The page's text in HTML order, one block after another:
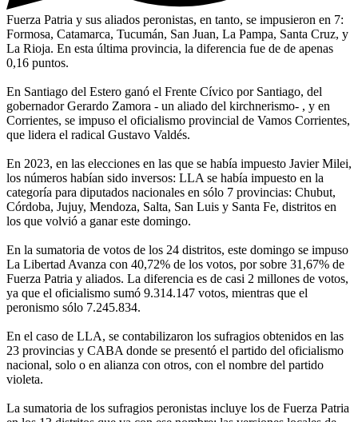
Fuerza Patria y sus aliados peronistas, en tanto, se impusieron en 7:
Formosa, Catamarca, Tucumán, San Juan, La Pampa, Santa Cruz, y
La Rioja. En esta última provincia, la diferencia fue de de apenas
0,16 puntos.
En Santiago del Estero ganó el Frente Cívico por Santiago, del
gobernador Gerardo Zamora - un aliado del kirchnerismo- , y en
Corrientes, se impuso el oficialismo provincial de Vamos Corrientes,
que lidera el radical Gustavo Valdés.
En 2023, en las elecciones en las que se había impuesto Javier Milei,
los números habían sido inversos: LLA se había impuesto en la
categoría para diputados nacionales en sólo 7 provincias: Chubut,
Córdoba, Jujuy, Mendoza, Salta, San Luis y Santa Fe, distritos en
los que volvió a ganar este domingo.
En la sumatoria de votos de los 24 distritos, este domingo se impuso
La Libertad Avanza con 40,72% de los votos, por sobre 31,67% de
Fuerza Patria y aliados. La diferencia es de casi 2 millones de votos,
ya que el oficialismo sumó 9.314.147 votos, mientras que el
peronismo sólo 7.245.834.
En el caso de LLA, se contabilizaron los sufragios obtenidos en las
23 provincias y CABA donde se presentó el partido del oficialismo
nacional, solo o en alianza con otros, con el nombre del partido
violeta.
La sumatoria de los sufragios peronistas incluye los de Fuerza Patria